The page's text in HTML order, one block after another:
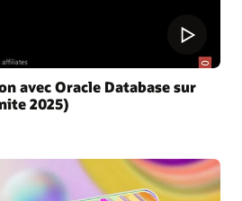
avec Oracle Database sur
2025)